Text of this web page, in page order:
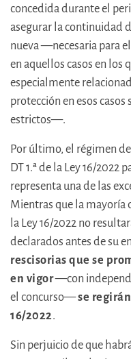
concedida durante el
asegurar la continuidad
nueva —necesaria para
en aquellos casos en los
especialmente
protección en esos
estrictos—.
Por último, el régimen
DT 1.ª de la Ley 16/2022
representa una de las
Mientras que la mayoría
la Ley 16/2022 no
declarados antes de su
rescisorias que se
en vigor—con
el concurso—se
16/2022.
Sin perjuicio de que